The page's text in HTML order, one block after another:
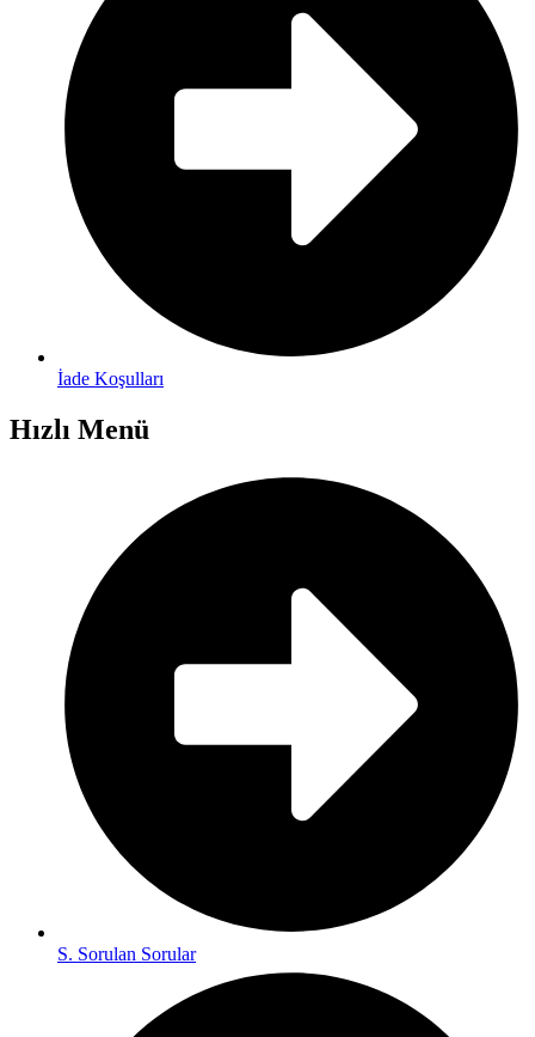
İade Koşulları
Hızlı Menü
S. Sorulan Sorular